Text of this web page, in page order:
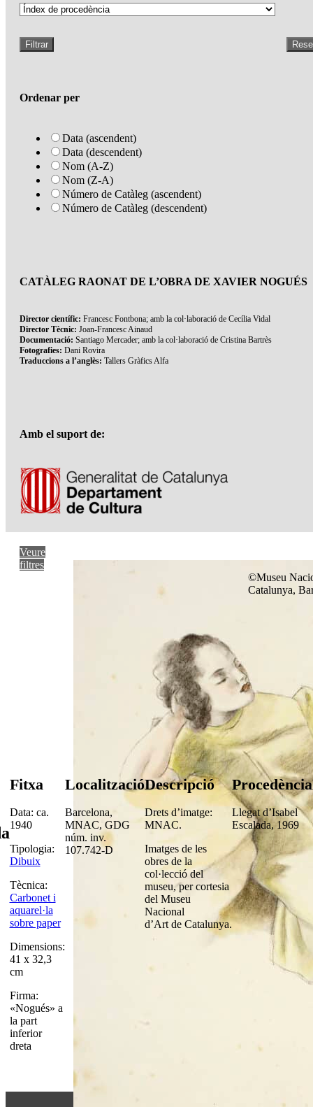
Filtrar
Ordenar per
Data (ascendent)
Data (descendent)
Nom (A-Z)
Nom (Z-A)
Número de Catàleg (ascendent)
Número de Catàleg (descendent)
CATÀLEG RAONAT DE L’OBRA DE XAVIER NOGUÉS
Director científic: Francesc Fontbona; amb la col·laboració de Cecília Vidal
Director Tècnic: Joan-Francesc Ainaud
Documentació: Santiago Mercader; amb la col·laboració de Cristina Bartrès
Fotografies: Dani Rovira
Traduccions a l’anglès: Tallers Gràfics Alfa
Amb el suport de:
Veure
filtres
©Museu
Catalunya,
Fitxa
Data: ca.
1940
Tipologia:
Dibuix
Tècnica:
Carbonet i
aquarel·la
sobre paper
Dimensions:
41 x 32,3
cm
Firma:
«Nogués» a
la part
inferior
dreta
Localització
Barcelona,
MNAC, GDG
núm. inv.
107.742-D
Descripció
Drets d’imatge:
MNAC.
Imatges de les
obres de la
col·lecció del
museu, per cortesia
del Museu
Nacional
d’Art de Catalunya.
Procedència
Llegat d’Isabel
Escalada, 1969